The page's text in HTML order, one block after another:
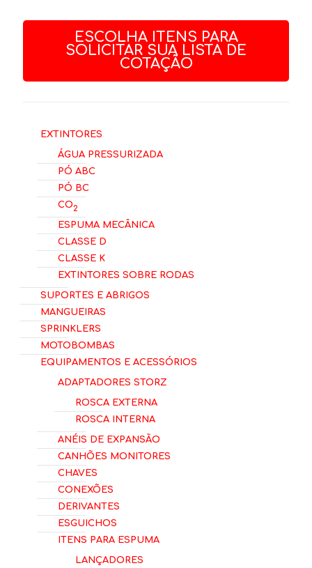
ESCOLHA ITENS PARA
SOLICITAR SUA LISTA DE
COTAÇÃO
Extintores
Água Pressurizada
Pó ABC
Pó BC
CO2
Espuma Mecânica
Classe D
Classe K
Extintores Sobre Rodas
Suportes e Abrigos
Mangueiras
Sprinklers
Motobombas
Equipamentos e Acessórios
Adaptadores Storz
Rosca Externa
Rosca Interna
Anéis de Expansão
Canhões Monitores
Chaves
Conexões
Derivantes
Esguichos
Itens para Espuma
Lançadores